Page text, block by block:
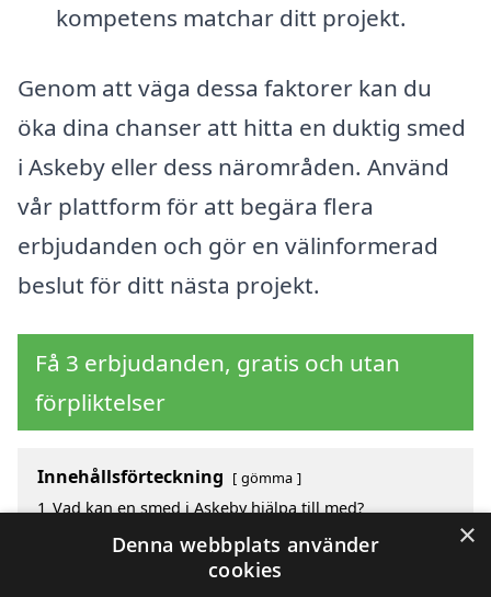
kompetens matchar ditt projekt.
Genom att väga dessa faktorer kan du
öka dina chanser att hitta en duktig smed
i Askeby eller dess närområden. Använd
vår plattform för att begära flera
erbjudanden och gör en välinformerad
beslut för ditt nästa projekt.
Få 3 erbjudanden, gratis och utan
förpliktelser
Innehållsförteckning gömma
1 Vad kan en smed i Askeby hjälpa till med?
Hur mycket kostar en smed i Askeby?
Fördelar med att välja smed i Askeby
Sök efter en smed i de omgivande städerna Askeby
×
Denna webbplats använder
cookies